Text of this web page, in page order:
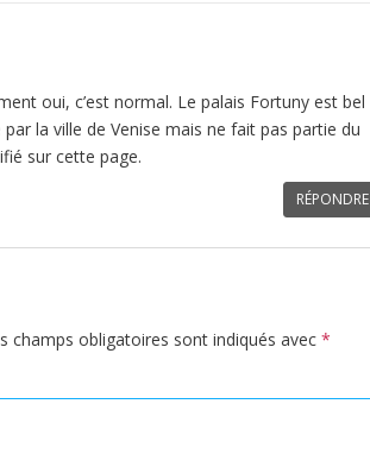
oui, c’est normal. Le palais Fortuny est bel
la ville de Venise mais ne fait pas partie du
sur cette page.
RÉPONDRE
champs obligatoires sont indiqués avec *